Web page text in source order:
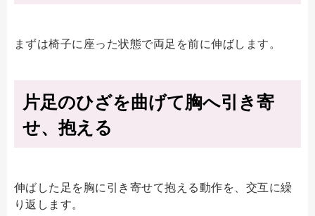
まずは椅子に座った状態で両足を前に伸ばします。
片足のひざを曲げて胸へ引き寄
せ、抱える
伸ばした足を胸に引き寄せて抱える動作を、交互に繰
り返します。